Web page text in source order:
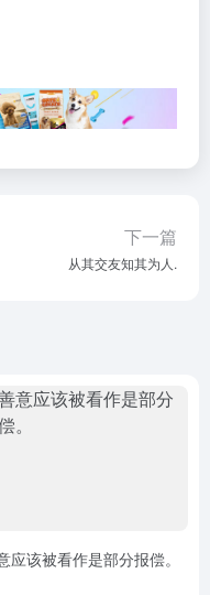
下一篇
从其交友知其为人.
应该被看作是部分报偿。